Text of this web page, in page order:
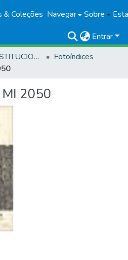
& Coleções Navegar Sobre
Entrar
PRODUÇÃO INSTITUCIONAL
Fotoíndices
2050